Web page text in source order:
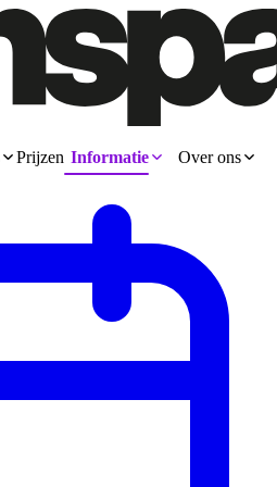
Prijzen Informatie Over ons